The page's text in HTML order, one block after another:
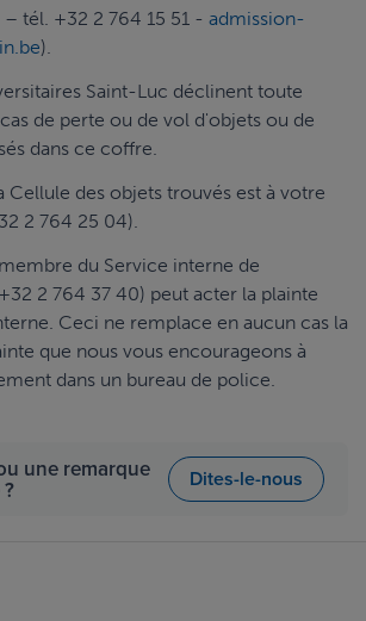
tél. +32 2 764 15 51 - admission-
).
Saint-Luc déclinent toute
de perte ou de vol d'objets ou de
dans ce coffre.
Cellule des objets trouvés est à votre
2 764 25 04).
du Service interne de
2 764 37 40) peut acter la plainte
Ceci ne remplace en aucun cas la
que nous vous encourageons à
dans un bureau de police.
une remarque Dites-le-nous